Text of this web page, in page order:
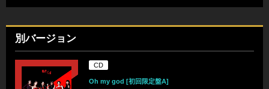
別バージョン
CD
Oh my god [初回限定盤A]